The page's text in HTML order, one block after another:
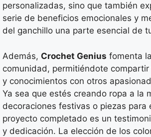
personalizadas, sino que también
serie de beneficios emocionales y
del ganchillo una parte esencial de
Además, Crochet Genius fomenta
comunidad, permitiéndote
y conocimientos con otros
Ya sea que estés creando ropa a la
decoraciones festivas o piezas para
proyecto completado es un
y dedicación. La elección de los